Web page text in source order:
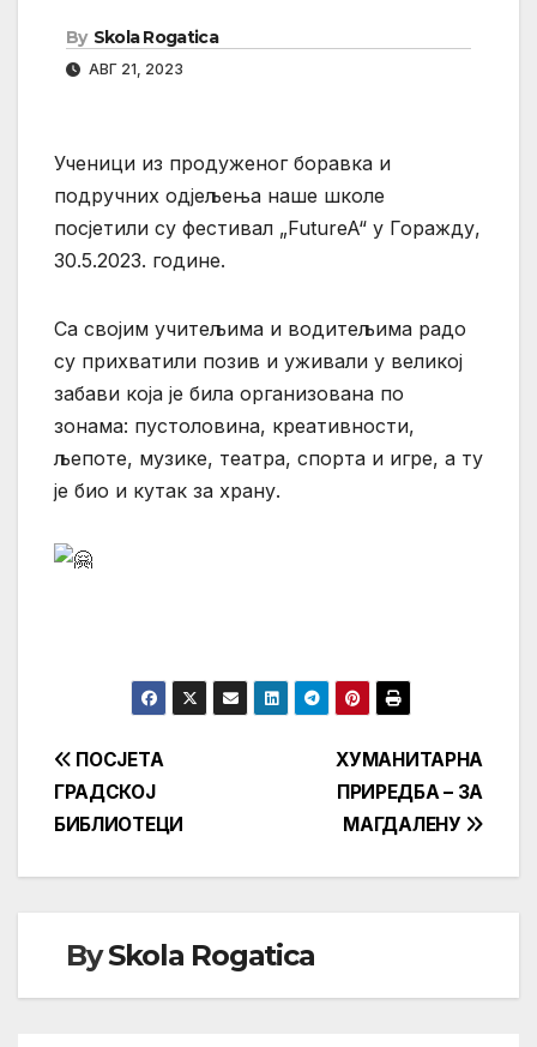
By Skola Rogatica
АВГ 21, 2023
Ученици из продуженог боравка и
подручних одјељења наше школе
посјетили су фестивал „FutureA“ у Горажду,
30.5.2023. године.
Са својим учитељима и водитељима радо
су прихватили позив и уживали у великој
забави која је била организована по
зонама: пустоловина, креативности,
љепоте, музике, театра, спорта и игре, а ту
је био и кутак за храну.
Кретање
чланка
ХУМАНИТАРНА
ПРИРЕДБА – ЗА
МАГДАЛЕНУ
ПОСЈЕТА
ГРАДСКОЈ
БИБЛИОТЕЦИ
BySkola Rogatica